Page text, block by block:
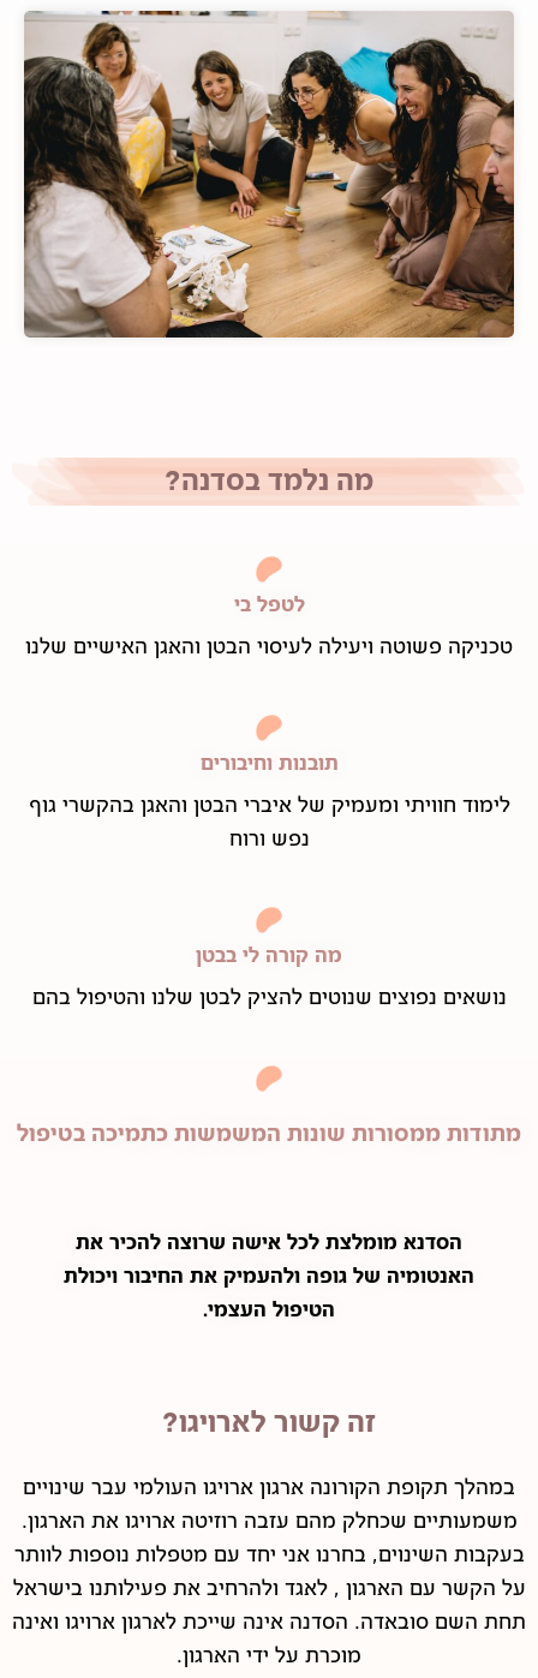
מה נלמד בסדנה?
לטפל בי
טכניקה פשוטה ויעילה לעיסוי הבטן והאגן האישיים שלנו
תובנות וחיבורים
לימוד חוויתי ומעמיק של איברי הבטן והאגן בהקשרי גוף
נפש ורוח
מה קורה לי בבטן
נושאים נפוצים שנוטים להציק לבטן שלנו והטיפול בהם
מתודות ממסורות שונות המשמשות כתמיכה בטיפול
הסדנא מומלצת לכל אישה שרוצה להכיר את
האנטומיה של גופה ולהעמיק את החיבור ויכולת
הטיפול העצמי.
זה קשור לארויגו?
במהלך תקופת הקורונה ארגון ארויגו העולמי עבר שינויים
משמעותיים שכחלק מהם עזבה רוזיטה ארויגו את הארגון.
בעקבות השינוים, בחרנו אני יחד עם מטפלות נוספות לוותר
על הקשר עם הארגון , לאגד ולהרחיב את פעילותנו בישראל
תחת השם סובאדה. הסדנה אינה שייכת לארגון ארויגו ואינה
מוכרת על ידי הארגון.